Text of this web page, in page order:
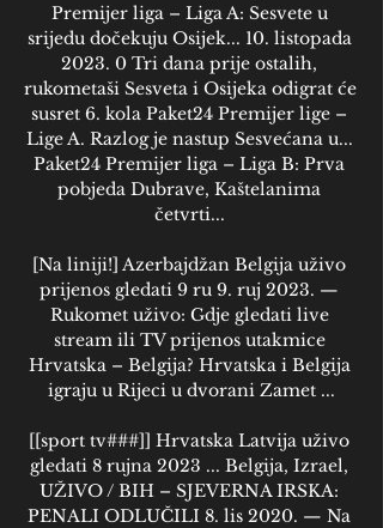
Premijer liga – Liga A: Sesvete u
srijedu dočekuju Osijek... 10. listopada
2023. 0 Tri dana prije ostalih,
rukometaši Sesveta i Osijeka odigrat će
susret 6. kola Paket24 Premijer lige –
Lige A. Razlog je nastup Sesvećana u...
Paket24 Premijer liga – Liga B: Prva
pobjeda Dubrave, Kaštelanima
četvrti...
[Na liniji!] Azerbajdžan Belgija uživo
prijenos gledati 9 ru 9. ruj 2023. —
Rukomet uživo: Gdje gledati live
stream ili TV prijenos utakmice
Hrvatska – Belgija? Hrvatska i Belgija
igraju u Rijeci u dvorani Zamet ...
[[sport tv###]] Hrvatska Latvija uživo
gledati 8 rujna 2023 ... Belgija, Izrael,
UŽIVO / BIH – SJEVERNA IRSKA:
PENALI ODLUČILI 8. lis 2020. — Na